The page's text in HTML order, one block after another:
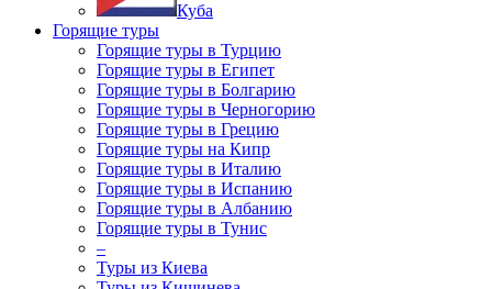
Куба
Горящие туры
Горящие туры в Турцию
Горящие туры в Египет
Горящие туры в Болгарию
Горящие туры в Черногорию
Горящие туры в Грецию
Горящие туры на Кипр
Горящие туры в Италию
Горящие туры в Испанию
Горящие туры в Албанию
Горящие туры в Тунис
–
Туры из Киева